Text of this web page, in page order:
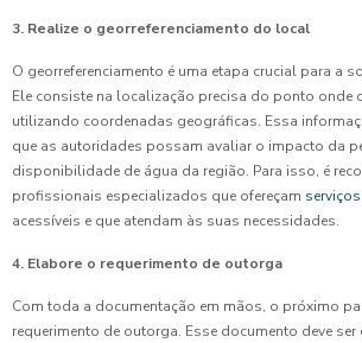
3. Realize o georreferenciamento do local
O georreferenciamento é uma etapa crucial para a
Ele consiste na localização precisa do ponto onde
utilizando coordenadas geográficas. Essa
que as autoridades possam avaliar o impacto da
disponibilidade de água da região. Para isso, é
profissionais especializados que ofereçam
acessíveis e que atendam às suas necessidades.
4. Elabore o requerimento de outorga
Com toda a documentação em mãos, o próximo
requerimento de outorga. Esse documento deve